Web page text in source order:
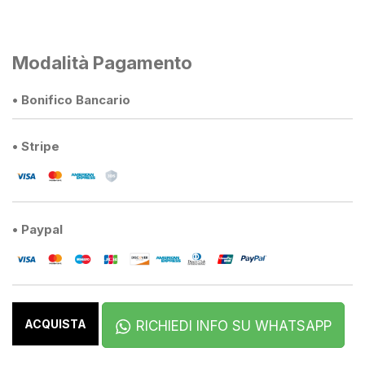
Modalità Pagamento
• Bonifico Bancario
• Stripe
• Paypal
ACQUISTA RICHIEDI INFO SU WHATSAPP